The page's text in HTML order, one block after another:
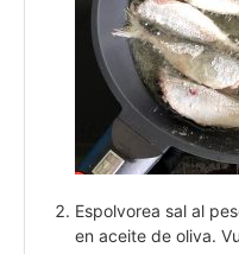
Espolvorea sal al
en aceite de oliva.